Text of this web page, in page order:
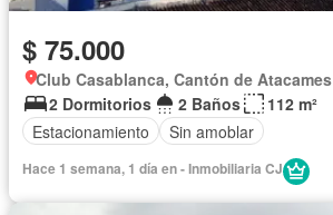
$ 75.000
Club Casablanca, Cantón de Atacames
2 Dormitorios
2 Baños
112 m²
Estacionamiento
Sin amoblar
Hace 1 semana, 1 día en - Inmobiliaria CJ